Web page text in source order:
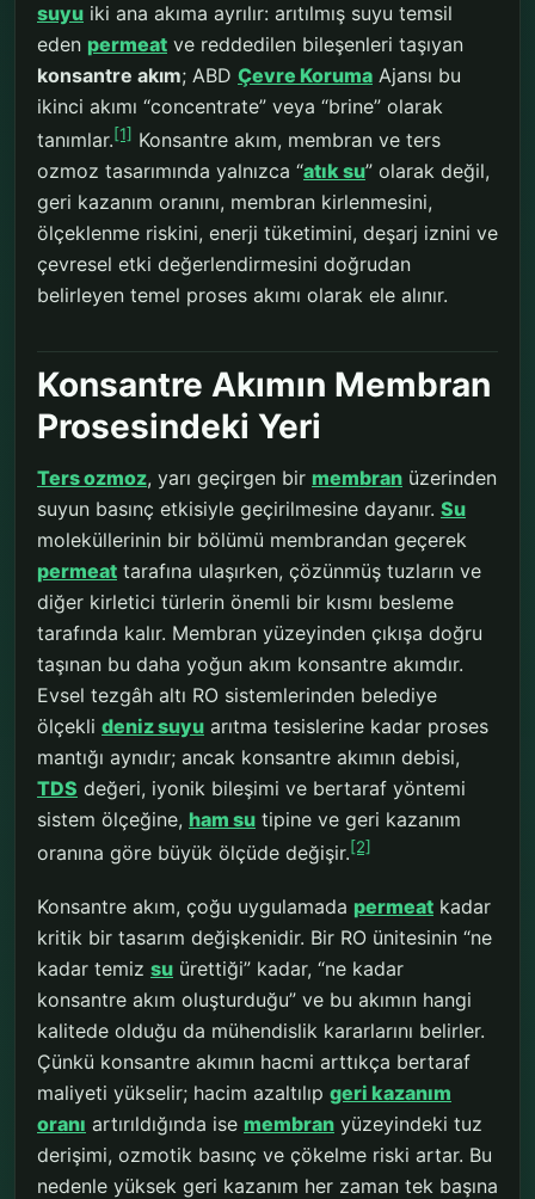
suyu iki ana akıma ayrılır: arıtılmış suyu temsil
eden permeat ve reddedilen bileşenleri taşıyan
konsantre akım; ABD Çevre Koruma Ajansı bu
ikinci akımı “concentrate” veya “brine” olarak
tanımlar.[1] Konsantre akım, membran ve ters
ozmoz tasarımında yalnızca “atık su” olarak değil,
geri kazanım oranını, membran kirlenmesini,
ölçeklenme riskini, enerji tüketimini, deşarj iznini ve
çevresel etki değerlendirmesini doğrudan
belirleyen temel proses akımı olarak ele alınır.
Konsantre Akımın Membran
Prosesindeki Yeri
Ters ozmoz, yarı geçirgen bir membran üzerinden
suyun basınç etkisiyle geçirilmesine dayanır. Su
moleküllerinin bir bölümü membrandan geçerek
permeat tarafına ulaşırken, çözünmüş tuzların ve
diğer kirletici türlerin önemli bir kısmı besleme
tarafında kalır. Membran yüzeyinden çıkışa doğru
taşınan bu daha yoğun akım konsantre akımdır.
Evsel tezgâh altı RO sistemlerinden belediye
ölçekli deniz suyu arıtma tesislerine kadar proses
mantığı aynıdır; ancak konsantre akımın debisi,
TDS değeri, iyonik bileşimi ve bertaraf yöntemi
sistem ölçeğine, ham su tipine ve geri kazanım
oranına göre büyük ölçüde değişir.[2]
Konsantre akım, çoğu uygulamada permeat kadar
kritik bir tasarım değişkenidir. Bir RO ünitesinin “ne
kadar temiz su ürettiği” kadar, “ne kadar
konsantre akım oluşturduğu” ve bu akımın hangi
kalitede olduğu da mühendislik kararlarını belirler.
Çünkü konsantre akımın hacmi arttıkça bertaraf
maliyeti yükselir; hacim azaltılıp geri kazanım
oranı artırıldığında ise membran yüzeyindeki tuz
derişimi, ozmotik basınç ve çökelme riski artar. Bu
nedenle yüksek geri kazanım her zaman tek başına